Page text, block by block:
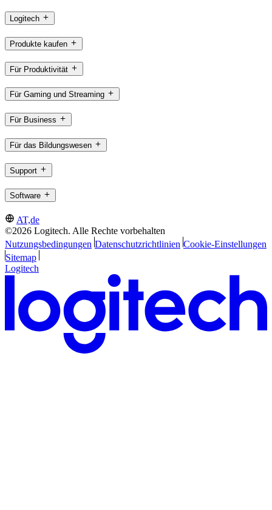
Logitech
Produkte kaufen
Für Produktivität
Für Gaming und Streaming
Für Business
Für das Bildungswesen
Support
Software
AT,de
©2026 Logitech. Alle Rechte vorbehalten
Nutzungsbedingungen Datenschutzrichtlinien Cookie-Einstellungen
Sitemap
Logitech